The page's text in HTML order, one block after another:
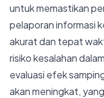
untuk memastikan
pelaporan informasi
akurat dan tepat
risiko kesalahan
evaluasi efek
akan meningkat,